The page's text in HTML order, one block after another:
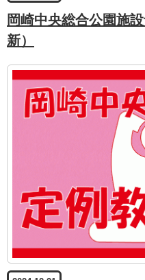
岡崎中央総合公園施
新）